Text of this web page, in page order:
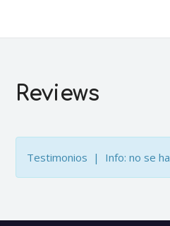
Reviews
Testimonios | Info: no se